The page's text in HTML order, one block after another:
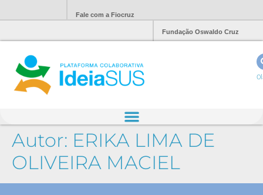
Fale com a Fiocruz
Fundação Oswaldo Cruz
Autor: ERIKA LIMA DE
OLIVEIRA MACIEL